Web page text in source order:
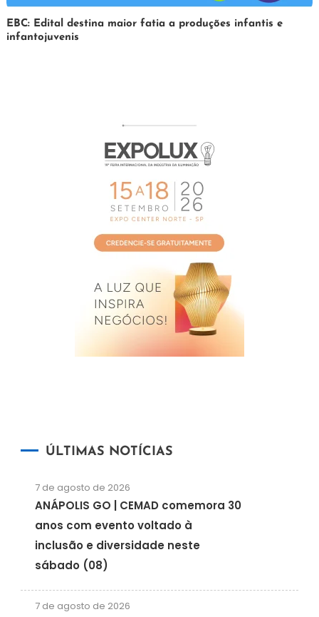
31
de
Redação
EBC: Edital destina maior fatia a produções infantis e
infantojuvenis
ÚLTIMAS NOTÍCIAS
7 de agosto de 2026
ANÁPOLIS GO | CEMAD comemora 30
anos com evento voltado à
inclusão e diversidade neste
sábado (08)
7 de agosto de 2026